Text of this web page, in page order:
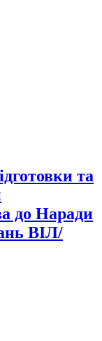
та
до Наради
ВІЛ/